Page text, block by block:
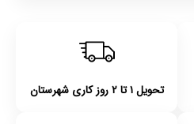
تحویل ۱ تا ۲ روز کاری شهرستان